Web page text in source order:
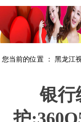
您当前的位置 ：黑龙江
银行